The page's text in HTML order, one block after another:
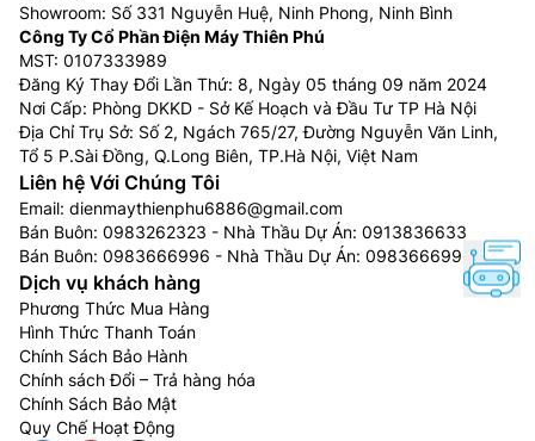
Showroom: Số 331 Nguyễn Huệ, Ninh Phong, Ninh Bình
Công Ty Cổ Phần Điện Máy Thiên Phú
MST: 0107333989
Đăng Ký Thay Đổi Lần Thứ: 8, Ngày 05 tháng 09 năm 2024
Nơi Cấp: Phòng DKKD - Sở Kế Hoạch và Đầu Tư TP Hà Nội
Địa Chỉ Trụ Sở: Số 2, Ngách 765/27, Đường Nguyễn Văn Linh,
Tổ 5 P.Sài Đồng, Q.Long Biên, TP.Hà Nội, Việt Nam
Liên hệ Với Chúng Tôi
Email: dienmaythienphu6886@gmail.com
Bán Buôn: 0983262323 - Nhà Thầu Dự Án: 0913836633
Bán Buôn: 0983666996 - Nhà Thầu Dự Án: 0983666996
Dịch vụ khách hàng
Phương Thức Mua Hàng
Hình Thức Thanh Toán
Chính Sách Bảo Hành
Chính sách Đổi – Trả hàng hóa
Chính Sách Bảo Mật
Quy Chế Hoạt Động